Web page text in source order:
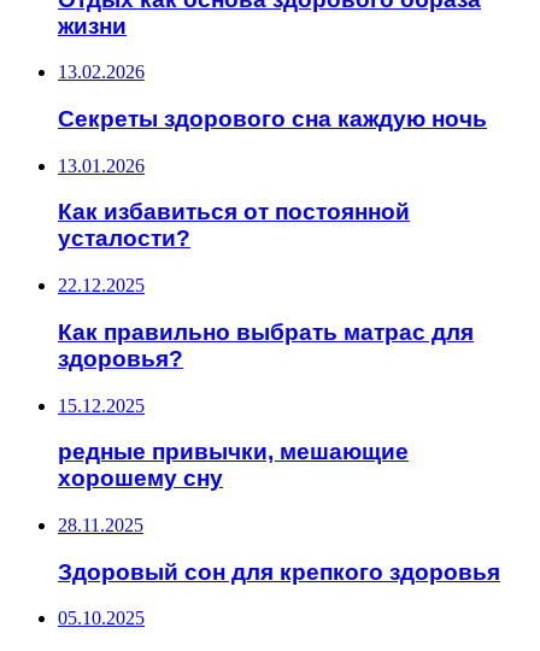
жизни
13.02.2026
Секреты здорового сна каждую ночь
13.01.2026
Как избавиться от постоянной
усталости?
22.12.2025
Как правильно выбрать матрас для
здоровья?
15.12.2025
редные привычки, мешающие
хорошему сну
28.11.2025
Здоровый сон для крепкого здоровья
05.10.2025